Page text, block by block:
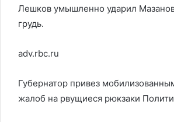
Лешков умышленно ударил
грудь.
adv.rbc.ru
Губернатор привез
жалоб на рвущиеся рюкзаки